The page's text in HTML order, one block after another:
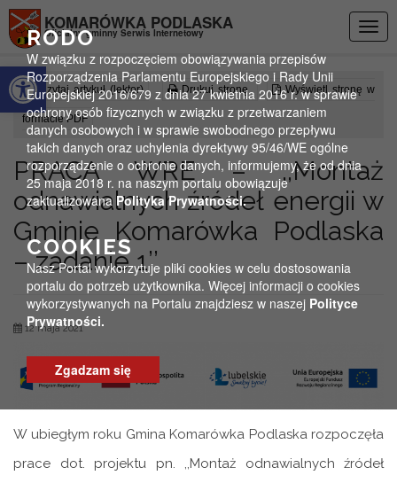
Otwórz pasek narzędzi
KOMARÓWKA PODLASKA
Oficjalny gminny Serwis Internetowy
Czytaj artykuł (lektor) Drukuj stronę Wyświetl stronę w
formacie PDF
PRACA WRE – ,,Montaż
odnawialnych źródeł energii w
Gminie Komarówka Podlaska
– zadanie 1’’
12 maja 2021
W ubiegłym roku Gmina Komarówka Podlaska rozpoczęła
prace dot. projektu pn. ,,Montaż odnawialnych źródeł
RODO
W związku z rozpoczęciem obowiązywania przepisów
Rozporządzenia Parlamentu Europejskiego i Rady Unii
Europejskiej 2016/679 z dnia 27 kwietnia 2016 r. w sprawie
ochrony osób fizycznych w związku z przetwarzaniem
danych osobowych i w sprawie swobodnego przepływu
takich danych oraz uchylenia dyrektywy 95/46/WE ogólne
rozporządzenie o ochronie danych, informujemy, że od dnia
25 maja 2018 r. na naszym portalu obowiązuje
zaktualizowana Polityka Prywatności.
COOKIES
Nasz Portal wykorzytuje pliki cookies w celu dostosowania
portalu do potrzeb użytkownika. Więcej informacji o cookies
wykorzystywanych na Portalu znajdziesz w naszej Polityce
Prywatności.
Zgadzam się